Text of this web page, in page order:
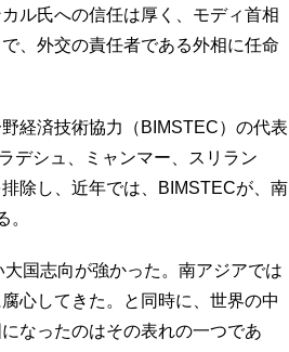
ル氏への信任は厚く、モディ首相
、外交の責任者である外相に任命
経済技術協力（BIMSTEC）の代表
デシュ、ミャンマー、スリラン
除し、近年では、BIMSTECが、南
。
国志向が強かった。南アジアでは
心してきた。と同時に、世界の中
なったのはその表れの一つであ